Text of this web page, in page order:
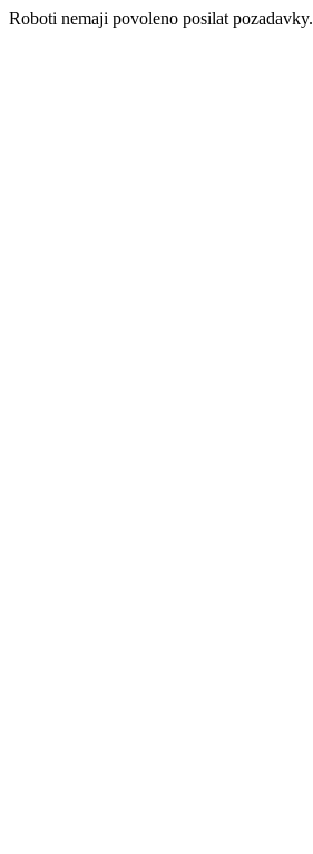
Roboti nemaji povoleno posilat pozadavky.